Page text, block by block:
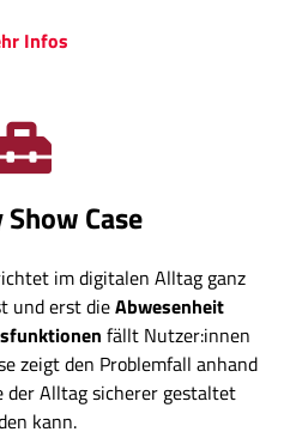
Infos
Case
im digitalen Alltag ganz
und erst dieAbwesenheit
fällt Nutzer:innen
zeigt den Problemfall anhand
Alltag sicherer gestaltet
kann.